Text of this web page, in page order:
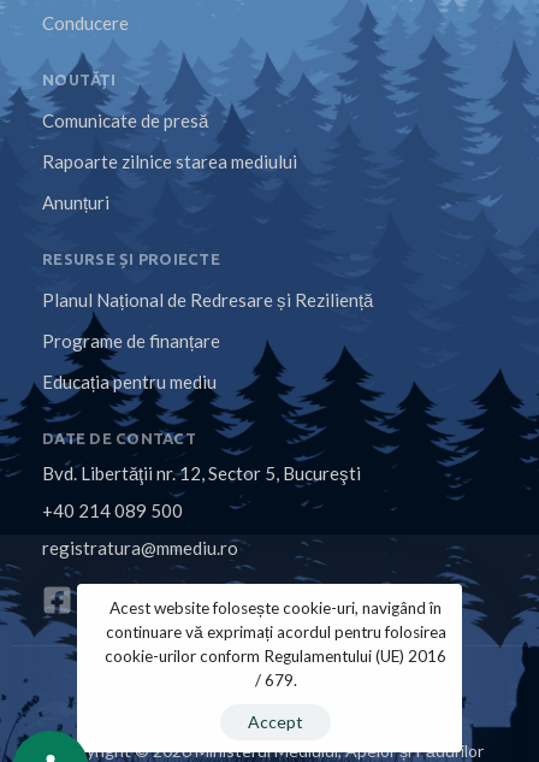
Conducere
NOUTĂȚI
Comunicate de presă
Rapoarte zilnice starea mediului
Anunțuri
RESURSE ȘI PROIECTE
Planul Național de Redresare și Reziliență
Programe de finanțare
Educația pentru mediu
DATE DE CONTACT
Bvd. Libertăţii nr. 12, Sector 5, Bucureşti
+40 214 089 500
registratura@mmediu.ro
Copyright © 2026 Ministerul Mediului, Apelor și Pădurilor
Acest website folosește cookie-uri, navigând în
continuare vă exprimați acordul pentru folosirea
cookie-urilor conform Regulamentului (UE) 2016
/ 679.
Accept